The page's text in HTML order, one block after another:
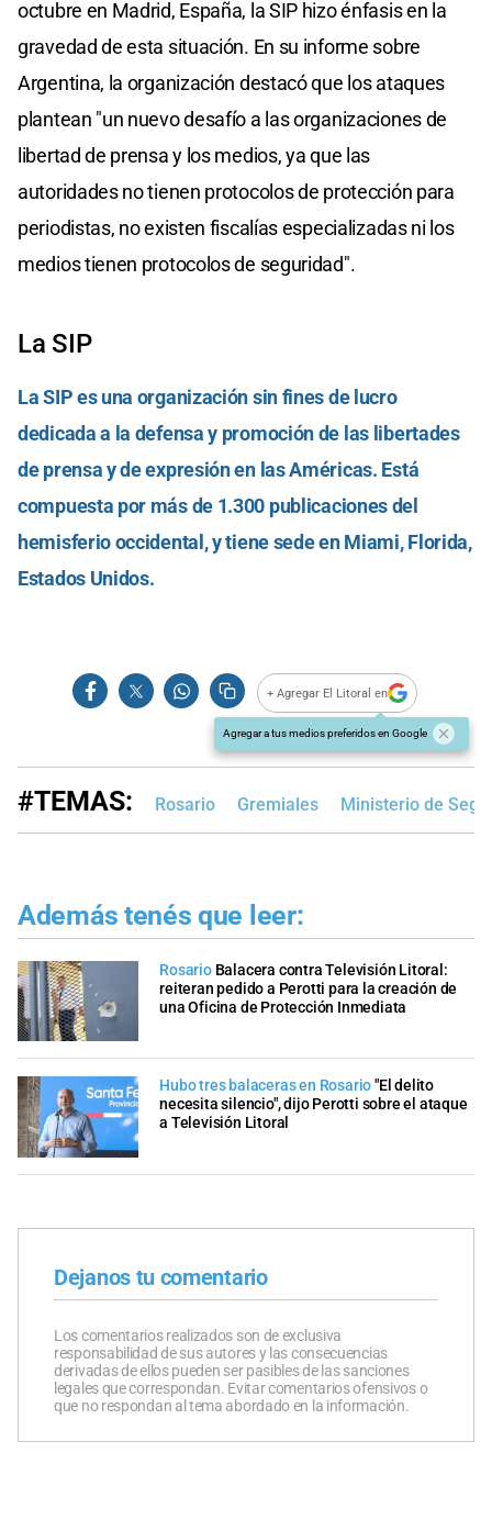
octubre en Madrid, España, la SIP hizo énfasis en la
gravedad de esta situación. En su informe sobre
Argentina, la organización destacó que los ataques
plantean "un nuevo desafío a las organizaciones de
libertad de prensa y los medios, ya que las
autoridades no tienen protocolos de protección para
periodistas, no existen fiscalías especializadas ni los
medios tienen protocolos de seguridad".
La SIP
La SIP es una organización sin fines de lucro
dedicada a la defensa y promoción de las libertades
de prensa y de expresión en las Américas. Está
compuesta por más de 1.300 publicaciones del
hemisferio occidental, y tiene sede en Miami, Florida,
Estados Unidos.
+ Agregar El Litoral en
Agregar a tus medios preferidos en Google
#TEMAS: Rosario Gremiales Ministerio de
Además tenés que leer:
Rosario Balacera contra Televisión Litoral:
reiteran pedido a Perotti para la creación de
una Oficina de Protección Inmediata
Hubo tres balaceras en Rosario"El delito
necesita silencio", dijo Perotti sobre el ataque
a Televisión Litoral
Dejanos tu comentario
Los comentarios realizados son de exclusiva
responsabilidad de sus autores y las consecuencias
derivadas de ellos pueden ser pasibles de las sanciones
legales que correspondan. Evitar comentarios ofensivos o
que no respondan al tema abordado en la información.